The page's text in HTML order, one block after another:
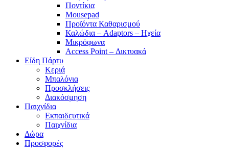
Ποντίκια
Mousepad
Προϊόντα Καθαρισμού
Καλώδια – Adaptors – Ηχεία
Μικρόφωνα
Access Point – Δικτυακά
Είδη Πάρτυ
Κεριά
Μπαλόνια
Προσκλήσεις
Διακόσμηση
Παιχνίδια
Εκπαιδευτικά
Παιχνίδια
Δώρα
Προσφορές